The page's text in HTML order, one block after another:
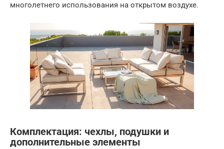
многолетнего использования на открытом воздухе.
Комплектация: чехлы, подушки и
дополнительные элементы